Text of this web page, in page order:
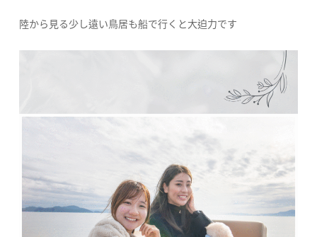
陸から見る少し遠い鳥居も船で行くと大迫力です